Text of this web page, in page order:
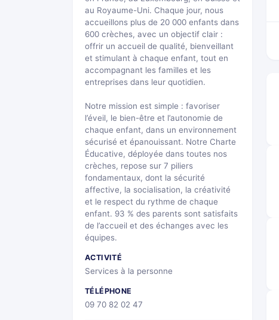
au Royaume-Uni. Chaque jour, nous
accueillons plus de 20 000 enfants dans
600 crèches, avec un objectif clair :
offrir un accueil de qualité, bienveillant
et stimulant à chaque enfant, tout en
accompagnant les familles et les
entreprises dans leur quotidien.
Notre mission est simple : favoriser
l’éveil, le bien-être et l’autonomie de
chaque enfant, dans un environnement
sécurisé et épanouissant. Notre Charte
Éducative, déployée dans toutes nos
crèches, repose sur 7 piliers
fondamentaux, dont la sécurité
affective, la socialisation, la créativité
et le respect du rythme de chaque
enfant. 93 % des parents sont satisfaits
de l’accueil et des échanges avec les
équipes.
ACTIVITÉ
Services à la personne
TÉLÉPHONE
09 70 82 02 47